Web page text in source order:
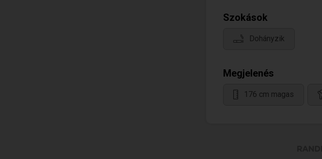
Szokások
Dohányzik
Megjelenés
176 cm magas